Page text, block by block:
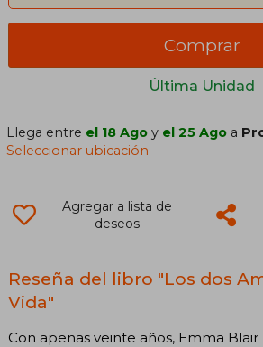
Última Unidad
Comprar
Llega entre el 18 Ago y el 25 Ago a
Seleccionar ubicación
Agregar a lista de
deseos
Reseña del libro "Los dos
Vida"
Con apenas veinte años, Emma Blair